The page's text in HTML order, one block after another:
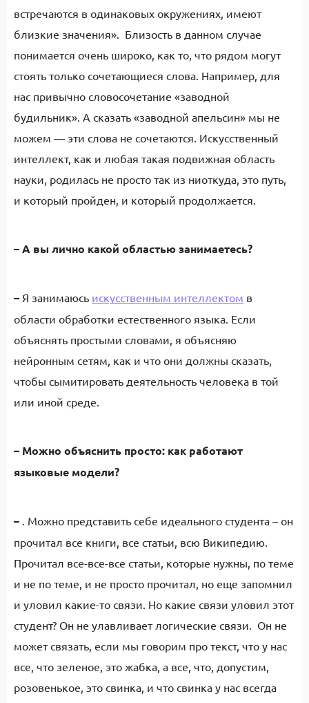
встречаются в одинаковых окружениях, имеют
близкие значения». Близость в данном случае
понимается очень широко, как то, что рядом могут
стоять только сочетающиеся слова. Например, для
нас привычно словосочетание «заводной
будильник». А сказать «заводной апельсин» мы не
можем — эти слова не сочетаются. Искусственный
интеллект, как и любая такая подвижная область
науки, родилась не просто так из ниоткуда, это путь,
и который пройден, и который продолжается.
– А вы лично какой областью занимаетесь?
– Я занимаюсь искусственным интеллектом в
области обработки естественного языка. Если
объяснять простыми словами, я объясняю
нейронным сетям, как и что они должны сказать,
чтобы сымитировать деятельность человека в той
или иной среде.
– Можно объяснить просто: как работают
языковые модели?
– . Можно представить себе идеального студента – он
прочитал все книги, все статьи, всю Википедию.
Прочитал все-все-все статьи, которые нужны, по теме
и не по теме, и не просто прочитал, но еще запомнил
и уловил какие-то связи. Но какие связи уловил этот
студент? Он не улавливает логические связи. Он не
может связать, если мы говорим про текст, что у нас
все, что зеленое, это жабка, а все, что, допустим,
розовенькое, это свинка, и что свинка у нас всегда